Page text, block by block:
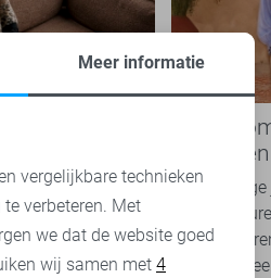
die comfortabel,
de nieuwe Lady
ben je helemaal
Boho
overal
Van luchtige
zachte
Romance
het
Meer informatie
vergelijkbare technieken
verbeteren. Met
we dat de website goed
wij samen met 4